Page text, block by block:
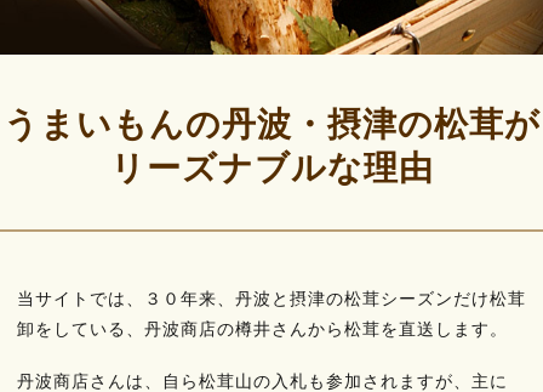
うまいもんの丹波・摂津の松茸が
リーズナブルな理由
当サイトでは、３０年来、丹波と摂津の松茸シーズンだけ松茸
卸をしている、丹波商店の樽井さんから松茸を直送します。
丹波商店さんは、自ら松茸山の入札も参加されますが、主に